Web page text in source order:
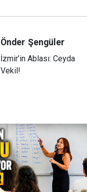
Önder Şengüler
İzmir’in Ablası: Ceyda
Vekil!